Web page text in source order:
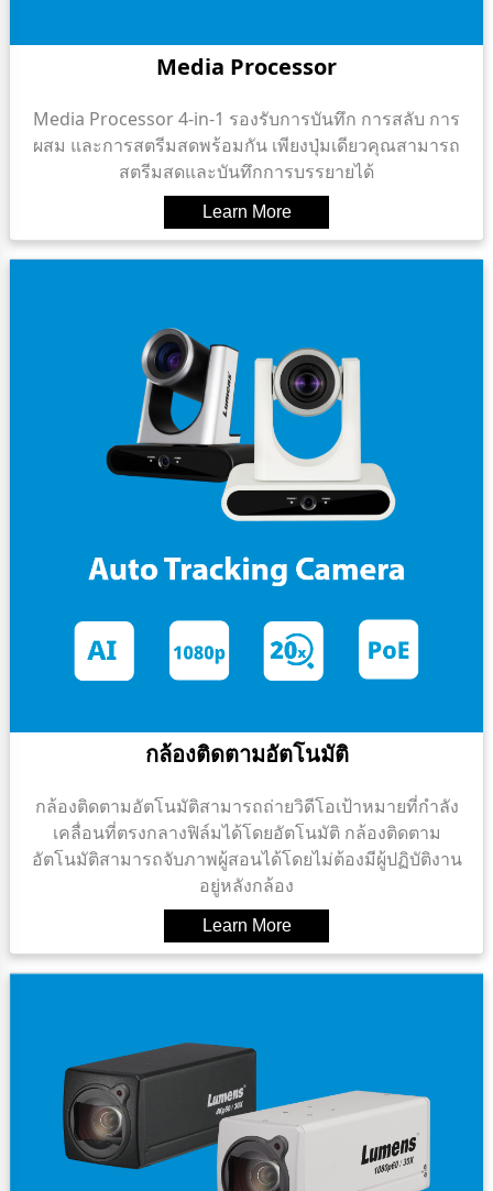
Media Processor
Media Processor 4-in-1 รองรับการบันทึก การสลับ การ
ผสม และการสตรีมสดพร้อมกัน เพียงปุ่มเดียวคุณสามารถ
สตรีมสดและบันทึกการบรรยายได้
กล้องติดตามอัตโนมัติ
กล้องติดตามอัตโนมัติสามารถถ่ายวิดีโอเป้าหมายที่กําลัง
เคลื่อนที่ตรงกลางฟิล์มได้โดยอัตโนมัติ กล้องติดตาม
อัตโนมัติสามารถจับภาพผู้สอนได้โดยไม่ต้องมีผู้ปฏิบัติงาน
อยู่หลังกล้อง